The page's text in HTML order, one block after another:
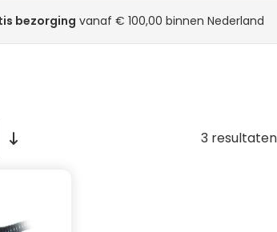
bezorging vanaf € 100,00 binnen Nederland
3 resultaten